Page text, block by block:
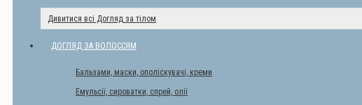
Дивитися всі Догляд за тілом
ДОГЛЯД ЗА ВОЛОССЯМ
Бальзами, маски, ополіскувачі, креми
Емульсії, сироватки, спрей, олії